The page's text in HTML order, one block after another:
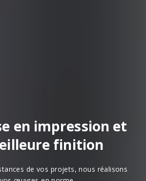
en impression et
finition
de vos projets, nous réalisons